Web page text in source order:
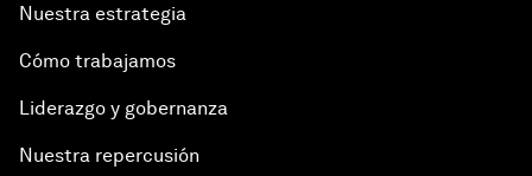
Nuestra estrategia
Cómo trabajamos
Liderazgo y gobernanza
Nuestra repercusión